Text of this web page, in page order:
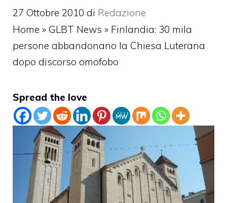
27 Ottobre 2010 di Redazione
Home » GLBT News » Finlandia: 30 mila
persone abbandonano la Chiesa Luterana
dopo discorso omofobo
Spread the love